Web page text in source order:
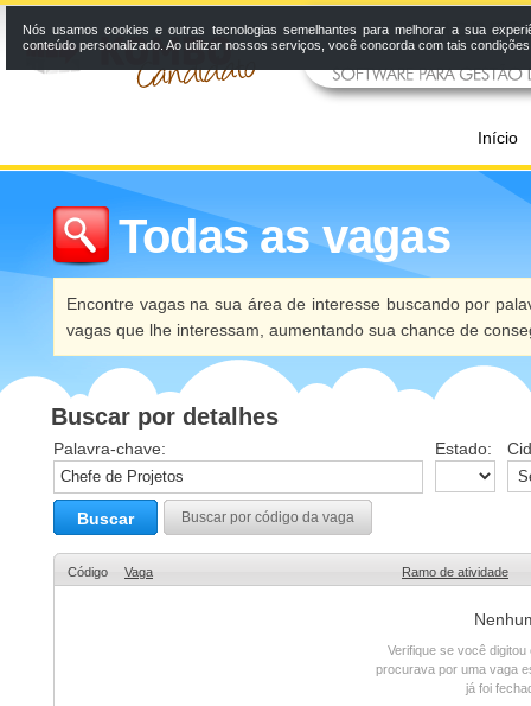
Início
Todas as vagas
Encontre vagas na sua área de interesse buscando por
vagas que lhe interessam, aumentando sua chance de
Buscar por detalhes
Palavra-chave: Estado:
Buscar Buscar por código da vaga
Código Vaga Ramo de atividade
Verifique se você
procurava por uma vaga
já foi
Nós usamos cookies e outras tecnologias semelhantes para melhorar a sua
conteúdo personalizado. Ao utilizar nossos serviços, você concorda com tais